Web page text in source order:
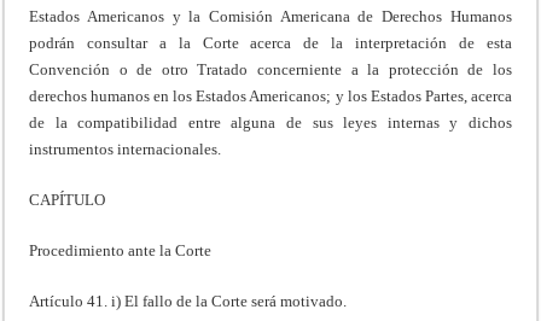
Estados Americanos y la Comisión Americana de Derechos Humanos
podrán consultar a la Corte acerca de la interpretación de esta
Convención o de otro Tratado concerniente a la protección de los
derechos humanos en los Estados Americanos; y los Estados Partes, acerca
de la compatibilidad entre alguna de sus leyes internas y dichos
instrumentos internacionales.
CAPÍTULO
Procedimiento ante la Corte
Artículo 41. i) El fallo de la Corte será motivado.